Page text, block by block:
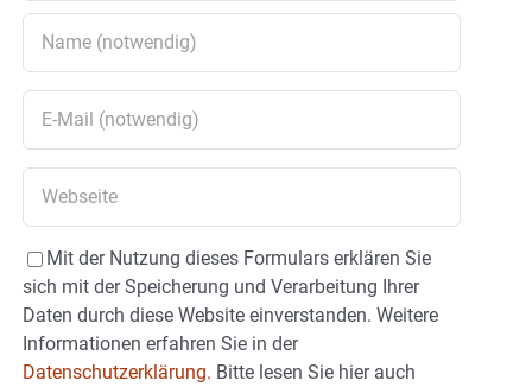
Mit der Nutzung dieses Formulars erklären Sie
sich mit der Speicherung und Verarbeitung Ihrer
Daten durch diese Website einverstanden. Weitere
Informationen erfahren Sie in der
Datenschutzerklärung. Bitte lesen Sie hier auch